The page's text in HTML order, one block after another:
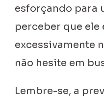
esforçando para
perceber que ele
excessivamente
não hesite em
Lembre-se, a